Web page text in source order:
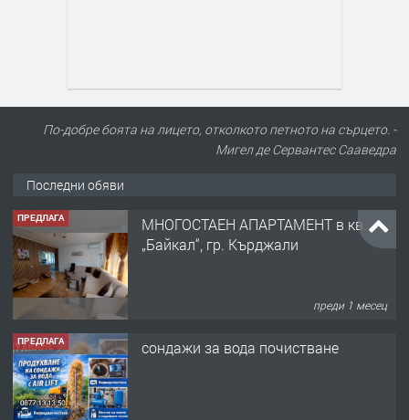
По-добре боята на лицето, отколкото петното на сърцето. -
Мигел де Сервантес Сааведра
Последни обяви
ПРЕДЛАГА
МНОГОСТАЕН АПАРТАМЕНТ в кв.
„Байкал“, гр. Кърджали
преди 1 месец
ПРЕДЛАГА сондажи за вода почистване